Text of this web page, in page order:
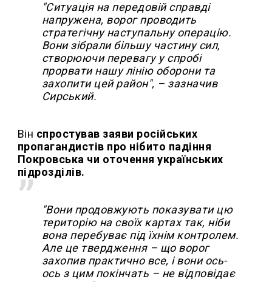
"Ситуація на передовій справді
напружена, ворог проводить
стратегічну наступальну операцію.
Вони зібрали більшу частину сил,
створюючи перевагу у спробі
прорвати нашу лінію оборони та
захопити цей район", – зазначив
Сирський.
Він спростував заяви російських
пропагандистів про нібито падіння
Покровська чи оточення українських
підрозділів.
"Вони продовжують показувати цю
територію на своїх картах так, ніби
вона перебуває під їхнім контролем.
Але це твердження – що ворог
захопив практично все, і вони ось-
ось з цим покінчать – не відповідає